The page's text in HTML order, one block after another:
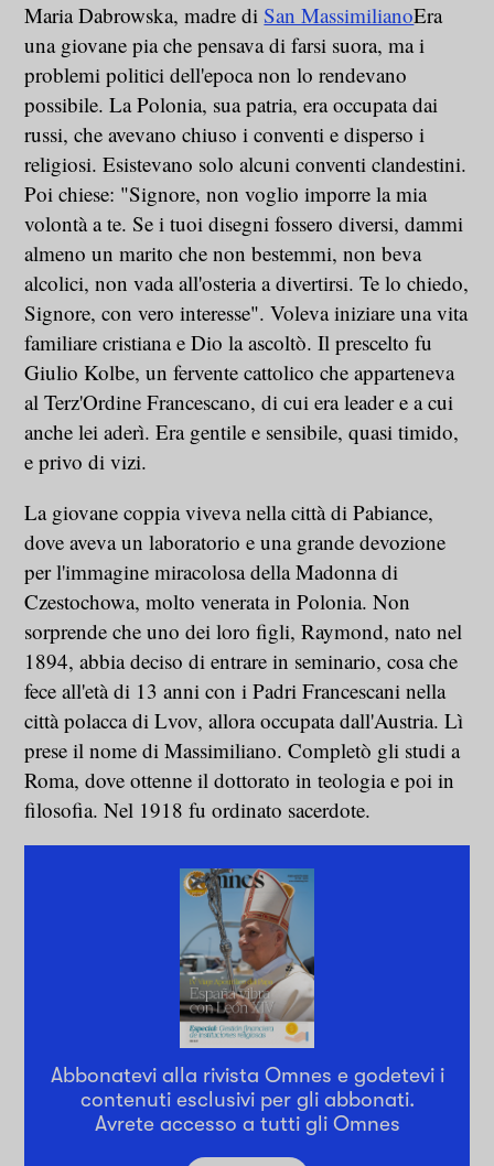
Maria Dabrowska, madre diSan MassimilianoEra
una giovane pia che pensava di farsi suora, ma i
problemi politici dell'epoca non lo rendevano
possibile. La Polonia, sua patria, era occupata dai
russi, che avevano chiuso i conventi e disperso i
religiosi. Esistevano solo alcuni conventi clandestini.
Poi chiese: "Signore, non voglio imporre la mia
volontà a te. Se i tuoi disegni fossero diversi, dammi
almeno un marito che non bestemmi, non beva
alcolici, non vada all'osteria a divertirsi. Te lo chiedo,
Signore, con vero interesse". Voleva iniziare una vita
familiare cristiana e Dio la ascoltò. Il prescelto fu
Giulio Kolbe, un fervente cattolico che apparteneva
al Terz'Ordine Francescano, di cui era leader e a cui
anche lei aderì. Era gentile e sensibile, quasi timido,
e privo di vizi.
La giovane coppia viveva nella città di Pabiance,
dove aveva un laboratorio e una grande devozione
per l'immagine miracolosa della Madonna di
Czestochowa, molto venerata in Polonia. Non
sorprende che uno dei loro figli, Raymond, nato nel
1894, abbia deciso di entrare in seminario, cosa che
fece all'età di 13 anni con i Padri Francescani nella
città polacca di Lvov, allora occupata dall'Austria. Lì
prese il nome di Massimiliano. Completò gli studi a
Roma, dove ottenne il dottorato in teologia e poi in
filosofia. Nel 1918 fu ordinato sacerdote.
Abbonatevi alla rivista Omnes e godetevi i
contenuti esclusivi per gli abbonati.
Avrete accesso a tutti gli Omnes